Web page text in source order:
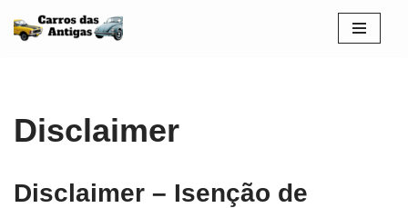
Disclaimer
Disclaimer – Isenção de